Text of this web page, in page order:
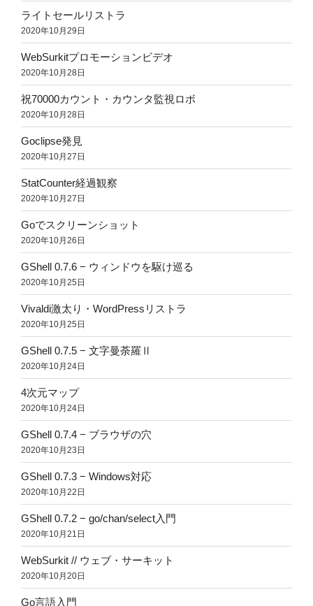
ライトセールリストラ
2020年10月29日
WebSurkitプロモーションビデオ
2020年10月28日
祝70000カウント・カウンタ監視ロボ
2020年10月28日
Goclipse発見
2020年10月27日
StatCounter経過観察
2020年10月27日
Goでスクリーンショット
2020年10月26日
GShell 0.7.6 − ウィンドウを駆け巡る
2020年10月25日
Vivaldi激太り・WordPressリストラ
2020年10月25日
GShell 0.7.5 − 文字曼荼羅Ⅱ
2020年10月24日
4次元マップ
2020年10月24日
GShell 0.7.4 − ブラウザの穴
2020年10月23日
GShell 0.7.3 − Windows対応
2020年10月22日
GShell 0.7.2 − go/chan/select入門
2020年10月21日
WebSurkit // ウェブ・サーキット
2020年10月20日
Go言語入門